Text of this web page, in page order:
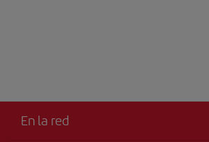
En la red